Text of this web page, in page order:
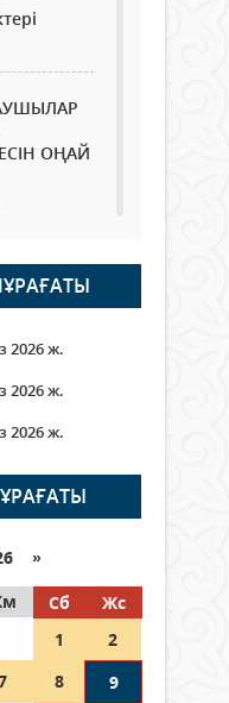
ОҢАЙ
20
етті
ҚАЛАЙ
бере
2026 ж.
2026 ж.
2026 ж.
»
Сб
Жс
1
2
8
9